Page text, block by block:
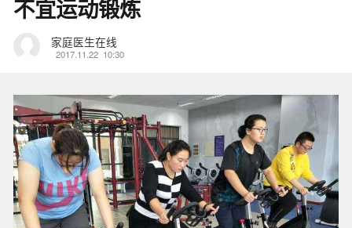
不宜运动锻炼
家庭医生在线
2017.11.22 10:30